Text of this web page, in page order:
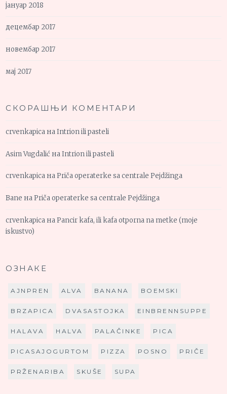
јануар 2018
децембар 2017
новембар 2017
мај 2017
СКОРАШЊИ КОМЕНТАРИ
crvenkapica наIntrion ili pasteli
Asim Vugdalić наIntrion ili pasteli
crvenkapica наPriča operaterke sa centrale Pejdžinga
Bane наPriča operaterke sa centrale Pejdžinga
crvenkapica наPancir kafa, ili kafa otporna na metke (moje
iskustvo)
ОЗНАКЕ
AJNPREN ALVA BANANA BOEMSKI
BRZAPICA DVASASTOJKA EINBRENNSUPPE
HALAVA HALVA PALAČINKE PICA
PICASAJOGURTOM PIZZA POSNO PRIČE
PRŽENARIBA SKUŠE SUPA